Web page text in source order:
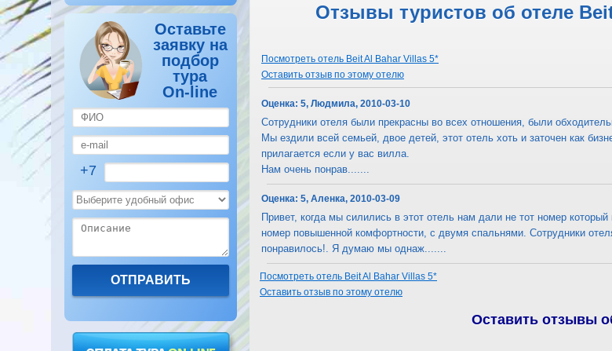
Оставьте
заявку на
подбор
тура
On-line
+7
Отзывы туристов об отеле
Посмотреть отель Beit Al Bahar Villas 5*
Оставить отзыв по этому отелю
Оценка: 5, Людмила, 2010-03-10
Сотрудники отеля были прекрасны во всех отношения, были
Мы ездили всей семьей, двое детей, этот отель хоть и заточен как
прилагается если у вас вилла.
Нам очень понрав.......
Оценка: 5, Аленка, 2010-03-09
Привет, когда мы силились в этот отель нам дали не тот номер
номер повышенной комфортности, с двумя спальнями. Сотрудники
понравилось!. Я думаю мы однаж.......
Посмотреть отель Beit Al Bahar Villas 5*
Оставить отзыв по этому отелю
Оставить отзывы